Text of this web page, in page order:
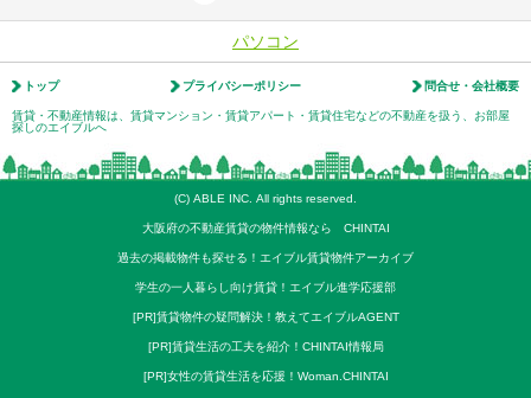
パソコン
トップ プライバシーポリシー 問合せ・会社概要
賃貸・不動産情報は、賃貸マンション・賃貸アパート・賃貸住宅などの不動産を扱う、お部屋
探しのエイブルへ
(C) ABLE INC. All rights reserved.
大阪府の不動産賃貸の物件情報なら CHINTAI
過去の掲載物件も探せる！エイブル賃貸物件アーカイブ
学生の一人暮らし向け賃貸！エイブル進学応援部
[PR]賃貸物件の疑問解決！教えてエイブルAGENT
[PR]賃貸生活の工夫を紹介！CHINTAI情報局
[PR]女性の賃貸生活を応援！Woman.CHINTAI